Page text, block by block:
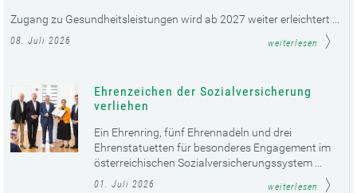
Zugang zu Gesundheitsleistungen wird ab 2027 weiter erleichtert ...
08. Juli 2026 weiterlesen
Ehrenzeichen der Sozialversicherung
verliehen
Ein Ehrenring, fünf Ehrennadeln und drei
Ehrenstatuetten für besonderes Engagement im
österreichischen Sozialversicherungssystem ...
01. Juli 2026 weiterlesen